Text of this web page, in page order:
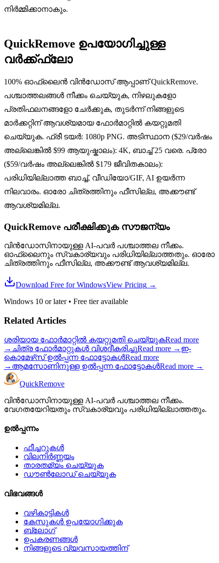
നിർമ്മിക്കാനാകും.
QuickRemove ഉപയോഗിച്ചുള്ള
വർക്ക്ഫ്ലോ
100% ഓഫ്‌ലൈൻ വിൻഡോസ് ആപ്പാണ് QuickRemove.
പശ്ചാത്തലങ്ങൾ നീക്കം ചെയ്യുക, നിഴലുകളോ
പ്രതിഫലനങ്ങളോ ചേർക്കുക, തുടർന്ന് നിങ്ങളുടെ
മാർക്കറ്റിന് ആവശ്യമായ ഫോർമാറ്റിൽ കയറ്റുമതി
ചെയ്യുക. ഫ്രീ ടയർ: 1080p PNG. അടിസ്ഥാന ($29/വർഷം
അല്ലെങ്കിൽ $99 ആയുഷ്കാലം): 4K, ബാച്ച് 25 വരെ. പ്രോ
($59/വർഷം അല്ലെങ്കിൽ $179 ജീവിതകാലം):
പരിധിയില്ലാത്ത ബാച്ച്, വീഡിയോ/GIF, AI ഉയർന്ന
നിലവാരം. ഓരോ ചിത്രത്തിനും ഫീസില്ല, അക്കൗണ്ട്
ആവശ്യമില്ല.
QuickRemove പരീക്ഷിക്കുക സൗജന്യം
വിൻഡോസിനായുള്ള AI-പവർ പശ്ചാത്തല നീക്കം.
ഓഫ്‌ലൈനും സ്വകാര്യവും പരിധിയില്ലാത്തതും. ഓരോ
ചിത്രത്തിനും ഫീസില്ല, അക്കൗണ്ട് ആവശ്യമില്ല.
Download Free for WindowsView Pricing →
Windows 10 or later• Free tier available
Related Articles
ശരിയായ ഫോർമാറ്റിൽ കയറ്റുമതി ചെയ്യുകRead more
→ ചിത്ര ഫോർമാറ്റുകൾ വിശദീകരിച്ചുRead more → ഇ-
കൊമേഴ്‌സ് ഉൽപ്പന്ന ഫോട്ടോകൾRead more
→ ആമസോണിനുള്ള ഉൽപ്പന്ന ഫോട്ടോകൾRead more →
QuickRemove
വിൻഡോസിനായുള്ള AI-പവർ പശ്ചാത്തല നീക്കം.
വേഗതയേറിയതും സ്വകാര്യവും പരിധിയില്ലാത്തതും.
ഉൽപ്പന്നം
ഫീച്ചറുകൾ
വിലനിർണ്ണയം
താരതമ്യം ചെയ്യുക
ഡൗൺലോഡ് ചെയ്യുക
വിഭവങ്ങൾ
വഴികാട്ടികൾ
കേസുകൾ ഉപയോഗിക്കുക
ബ്ലോഗ്
ഉപകരണങ്ങൾ
നിങ്ങളുടെ വ്യവസായത്തിന്